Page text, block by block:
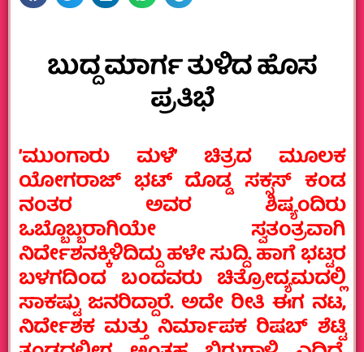
ಬುದ್ದ ಮಾರ್ಗ ತುಳಿದ ಹೊಸ
ಪ್ರತಿಭೆ
ʼಮುಂಗಾರು ಮಳೆʼ ಚಿತ್ರದ ಮೂಲಕ
ಯೋಗರಾಜ್‌ ಭಟ್‌ ದೊಡ್ಡ ಸಕ್ಸಸ್‌ ಕಂಡ
ನಂತರ ಅವರ ಶಿಷ್ಯಂದಿರು
ಒಬ್ಬೊಬ್ಬರಾಗಿಯೇ ಸ್ವತಂತ್ರವಾಗಿ
ನಿರ್ದೇಶನಕ್ಕಿಳಿದಿದ್ದು ಹಳೇ ಸುದ್ದಿ. ಹಾಗೆ ಭಟ್ಟರ
ಬಳಗದಿಂದ ಬಂದವರು ಚಿತ್ರೋದ್ಯಮದಲ್ಲಿ
ಸಾಕಷ್ಟು ಜನರಿದ್ದಾರೆ. ಅದೇ ರೀತಿ ಈಗ ನಟ,
ನಿರ್ದೇಶಕ ಮತ್ತು ನಿರ್ಮಾಪಕ ರಿಷಬ್‌ ಶೆಟ್ಟಿ